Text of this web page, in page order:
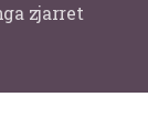
zjarret